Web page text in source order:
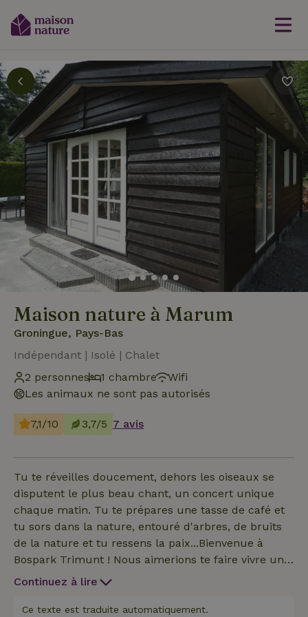
Maison nature à Marum
Groningue, Pays-Bas
Indépendant | Isolé | Chalet
2 personnes
1 chambre
Wifi
Les animaux ne sont pas autorisés
7,1/10 3,7/5 7 avis
Tu te réveilles doucement, dehors les oiseaux se
disputent le plus beau chant, un concert unique
chaque matin. Tu te prépares une tasse de café et
tu sors dans la nature, entouré d'arbres, de bruits
de la nature et tu ressens la paix...Bienvenue à
Bospark Trimunt ! Nous aimerions te faire vivre une
merveilleuse expérience de détente et de
Maison nature convient à 2 personnes et est située
Continuez à lire
Ce texte est traduite automatiquement.